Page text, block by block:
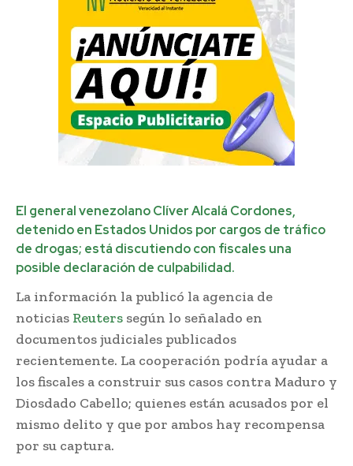
El general venezolano Clíver Alcalá Cordones,
detenido en Estados Unidos por cargos de tráfico
de drogas; está discutiendo con fiscales una
posible declaración de culpabilidad.
La información la publicó la agencia de
noticias Reuters según lo señalado en
documentos judiciales publicados
recientemente. La cooperación podría ayudar a
los fiscales a construir sus casos contra Maduro y
Diosdado Cabello; quienes están acusados por el
mismo delito y que por ambos hay recompensa
por su captura.